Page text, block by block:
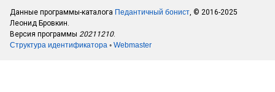
Данные программы-каталога Педантичный бонист, © 2016-2025
Леонид Бровкин.
Версия программы 20211210.
Структура идентификатора ◦ Webmaster